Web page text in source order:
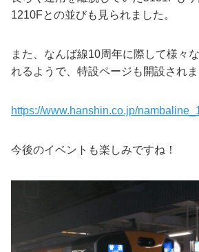
1210Fとの並びも見られました。
また、なんば線10周年に際して様々
れるようで、特設ページも開設されま
https://www.hanshin.co.jp/
今後のイベントも楽しみですね！